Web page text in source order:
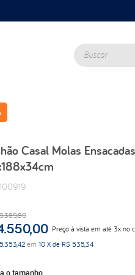
Buscar
Casal Molas
9.389,80
.550,00 Preço à vista em até 3x no
5.353,42 em 10 X de R$ 535,34
o tamanho
casal
balance